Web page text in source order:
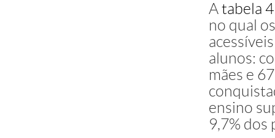
(mãe ou
instrução
Educação
(inclusive
Ensino
(1ª a 8ª
Atabela
no qual
alunos:
mães e
ensino
9,7% dos